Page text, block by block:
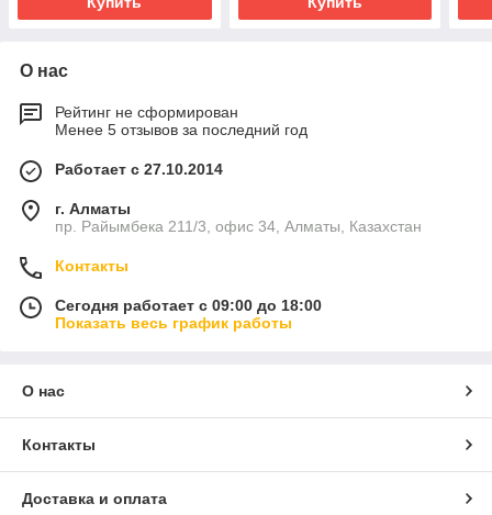
О нас
Рейтинг не сформирован
Менее 5 отзывов за последний год
Работает с 27.10.2014
г. Алматы
пр. Райымбека 211/3, офис 34, Алматы, Казахстан
Контакты
Сегодня работает с 09:00 до 18:00
Показать весь график работы
О нас
Контакты
Доставка и оплата